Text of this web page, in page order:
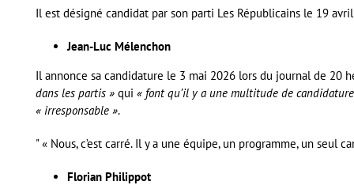
Il est désigné candidat par son parti Les Républicains le 19
Jean-Luc Mélenchon
Il annonce sa candidature le 3 mai 2026 lors du journal de 20
dans les partis » qui « font qu’il y a une multitude de
« irresponsable ».
« Nous, c’est carré. Il y a une équipe, un programme, un seul
Florian Philippot